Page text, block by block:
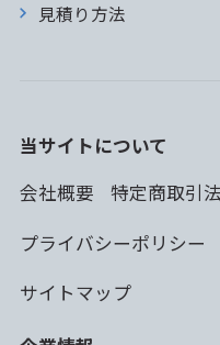
見積り方法
当サイトについて
会社概要
特定商取引
プライバシーポリシー
サイトマップ